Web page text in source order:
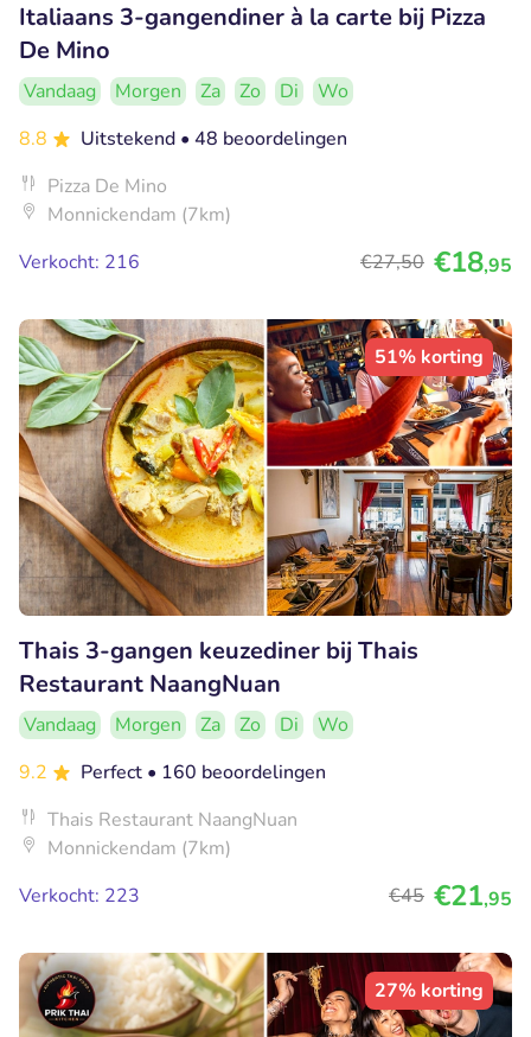
Italiaans 3-gangendiner à la carte bij Pizza
De Mino
Vandaag Morgen Za Zo Di
Wo
8.8
Uitstekend • 48 beoordelingen
Pizza De Mino
Monnickendam (7km)
Verkocht: 216
€27,50 €18,95
51% korting
Thais 3-gangen keuzediner bij Thais
Restaurant NaangNuan
Vandaag Morgen Za Zo Di
Wo
9.2
Perfect • 160 beoordelingen
Thais Restaurant NaangNuan
Monnickendam (7km)
Verkocht: 223
€45 €21,95
27% korting